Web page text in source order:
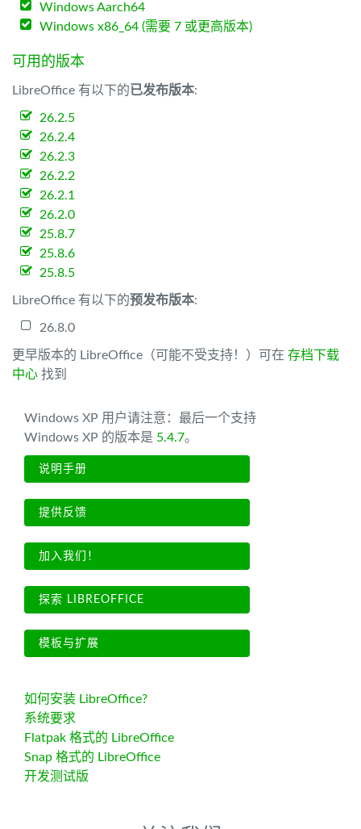
Windows Aarch64
Windows x86_64 (需要 7 或更高版本)
可用的版本
LibreOffice 有以下的已发布版本:
26.2.5
26.2.4
26.2.3
26.2.2
26.2.1
26.2.0
25.8.7
25.8.6
25.8.5
LibreOffice 有以下的预发布版本:
26.8.0
更早版本的 LibreOffice（可能不受支持！）可在 存档下载
中心 找到
Windows XP 用户请注意：最后一个支持
Windows XP 的版本是 5.4.7。
说明手册
提供反馈
加入我们！
探索 LIBREOFFICE
模板与扩展
如何安装 LibreOffice?
系统要求
Flatpak 格式的 LibreOffice
Snap 格式的 LibreOffice
开发测试版